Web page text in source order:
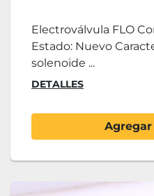
Electroválvula FLO
Estado: Nuevo
solenoide ...
DETALLES